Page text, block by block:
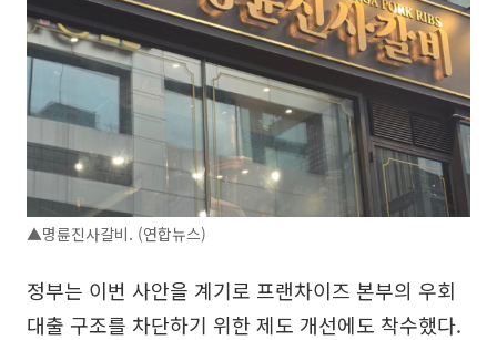
▲명륜진사갈비. (연합뉴스)
정부는 이번 사안을 계기로 프랜차이즈 본부의 우회
대출 구조를 차단하기 위한 제도 개선에도 착수했다.